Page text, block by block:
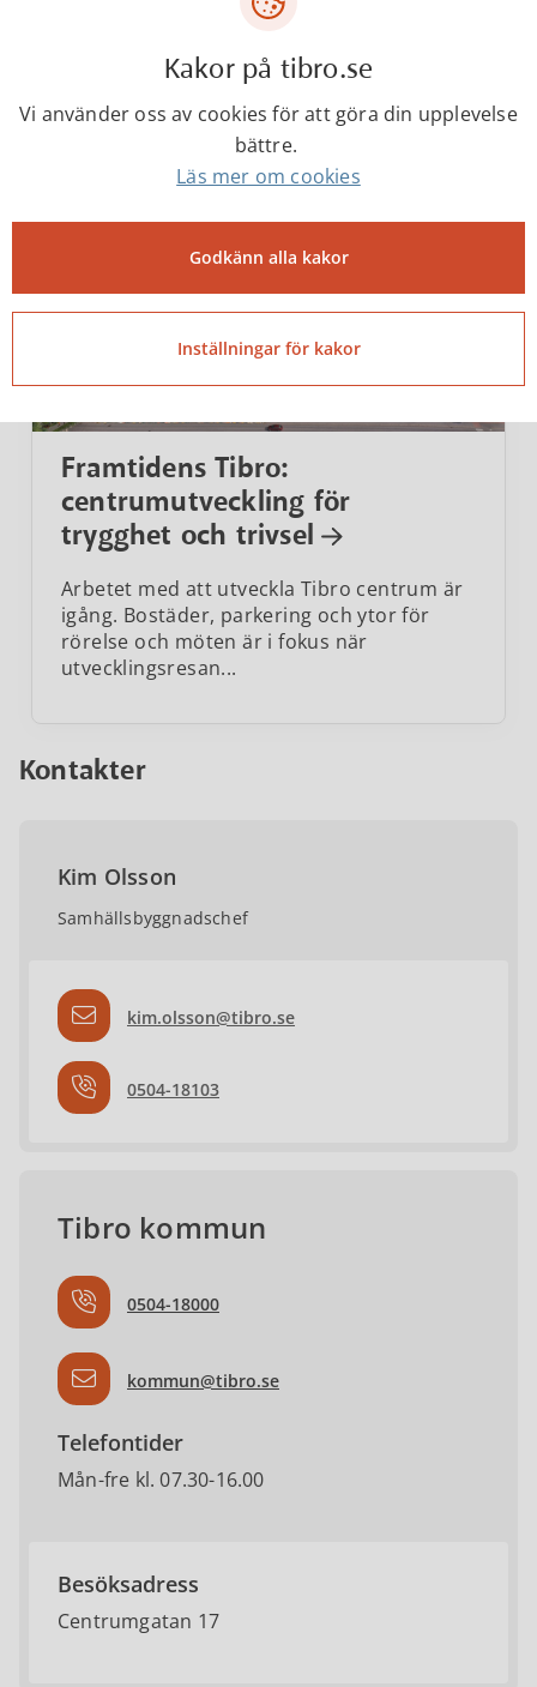
byggt två nya skolor, Baggeboskolan och
Ransbergs skola, samt byggt om ortens
Framtidens Tibro:
centrumutveckling för
trygghet och trivsel
Arbetet med att utveckla Tibro centrum är
igång. Bostäder, parkering och ytor för
rörelse och möten är i fokus när
utvecklingsresan...
Kontakter
Kim Olsson
Samhällsbyggnadschef
kim.olsson@tibro.se
0504-18103
Tibro kommun
0504-18000
kommun@tibro.se
Telefontider
Mån-fre kl. 07.30-16.00
Besöksadress
Centrumgatan 17
Kakor på tibro.se
Vi använder oss av cookies för att göra din upplevelse
bättre.
Läs mer om cookies
Godkänn alla kakor
Inställningar för kakor